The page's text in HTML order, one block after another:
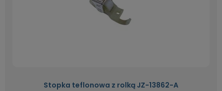
Stopka teflonowa z rolką JZ-13862-A